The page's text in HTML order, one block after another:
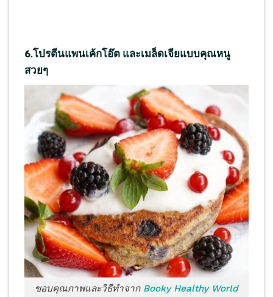
6.โปรตีนแพนเค้กโอ๊ต และเมล็ดเจียแบบคุณหนู
สวยๆ
ขอบคุณภาพและวิธีทำจาก Booky Healthy World